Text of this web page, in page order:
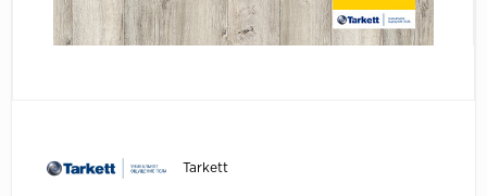
Страна
Tarkett